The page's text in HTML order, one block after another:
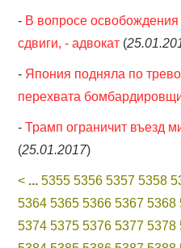
- В вопросе
сдвиги, - адвокат (
- Япония подняла по
перехвата
-Трамп ограничит въезд
(25.01.2017)
< ... 5355 5356 5357 5358
5364 5365 5366 5367 5368
5374 5375 5376 5377 5378